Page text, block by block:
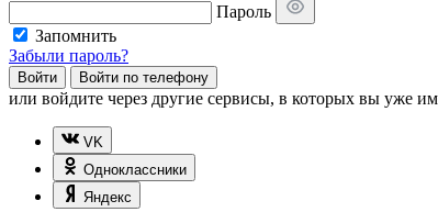
Пароль
Запомнить
Забыли пароль?
Войти Войти по телефону
или войдите через другие сервисы, в которых вы уже
VK
Одноклассники
Яндекс